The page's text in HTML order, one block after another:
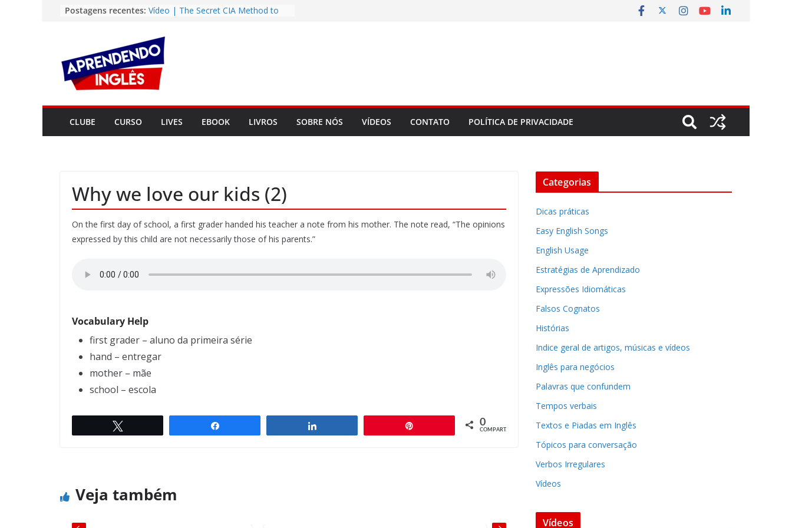
conteúdo
Postagens recentes: Vídeo | The Secret CIA Method to
Vídeo | How I m using NotebookLM
to power up my language learning
Vídeo | Do imaginary friends make
you smarter?
Story | Brasília: The City That Rose
from the Wilderness
Easy English Song | Somewhere
Over the Rainbow (Israel
Kamakawiwo’ole)
CLUBE CURSO LIVES EBOOK LIVROS SOBRE NÓS VÍDEOS CONTATO POLÍTICA DE PRIVACIDADE
Why we love our kids (2)
On the first day of school, a first grader handed his teacher a note from his mother. The note read, “The opinions
expressed by this child are not necessarily those of his parents.”
Vocabulary Help
first grader – aluno da primeira série
hand – entregar
mother – mãe
school – escola
0
COMPART.
Veja também
Categorias
Dicas práticas
Easy English Songs
English Usage
Estratégias de Aprendizado
Expressões Idiomáticas
Falsos Cognatos
Histórias
Indice geral de artigos, músicas e vídeos
Inglês para negócios
Palavras que confundem
Tempos verbais
Textos e Piadas em Inglês
Tópicos para conversação
Verbos Irregulares
Vídeos
Vídeos